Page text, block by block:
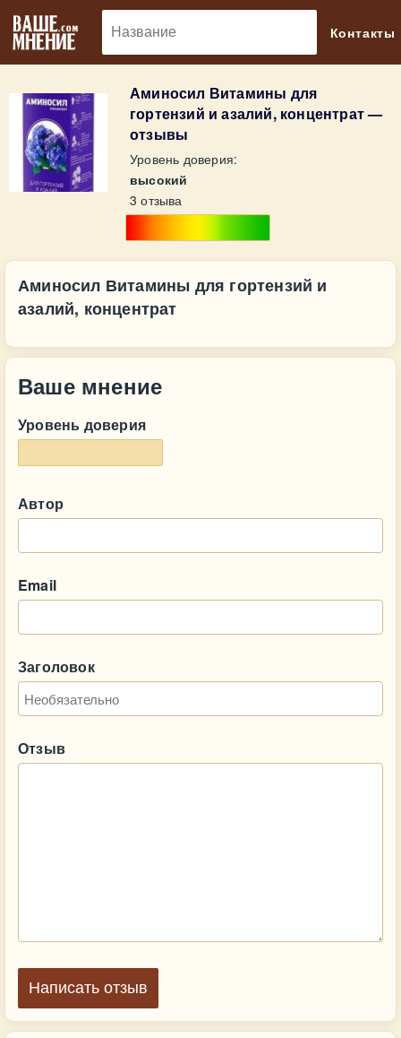
Контакты
Аминосил Витамины для
гортензий и азалий, концентрат —
отзывы
Уровень доверия:
высокий
3 отзыва
Аминосил Витамины для гортензий и
азалий, концентрат
Ваше мнение
Уровень доверия
Автор
Email
Заголовок
Отзыв
Написать отзыв